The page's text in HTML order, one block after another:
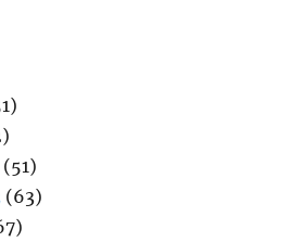
(51)
(63)